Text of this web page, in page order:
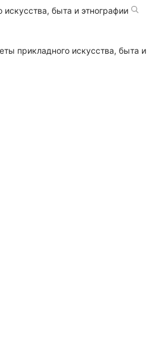
быта и этнографии
прикладного искусства, быта и